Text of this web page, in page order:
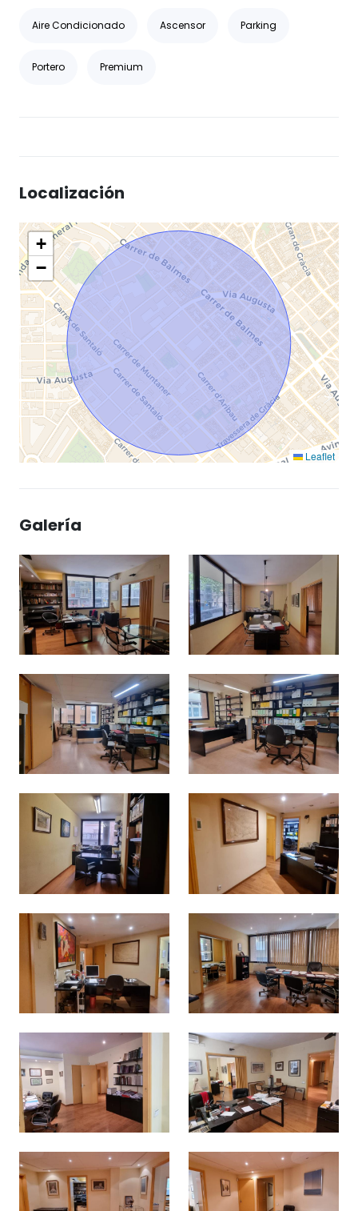
Aire Condicionado Ascensor Parking
Portero Premium
Localización
+
−
Leaflet
Galería